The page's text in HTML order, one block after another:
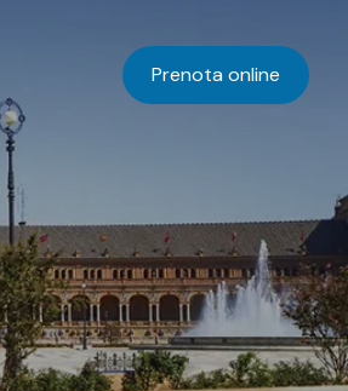
Prenota online